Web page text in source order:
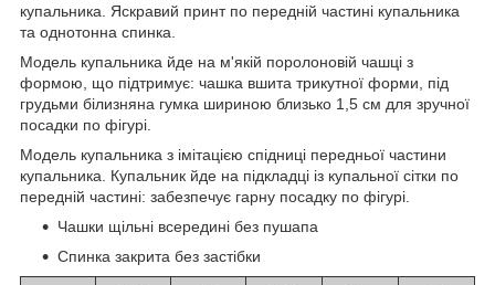
купальника. Яскравий принт по передній частині купальника
та однотонна спинка.
Модель купальника йде на м'якій поролоновій чашці з
формою, що підтримує: чашка вшита трикутної форми, під
грудьми білизняна гумка шириною близько 1,5 см для зручної
посадки по фігурі.
Модель купальника з імітацією спідниці передньої частини
купальника. Купальник йде на підкладці із купальної сітки по
передній частині: забезпечує гарну посадку по фігурі.
Чашки щільні всередині без пушапа
Спинка закрита без застібки